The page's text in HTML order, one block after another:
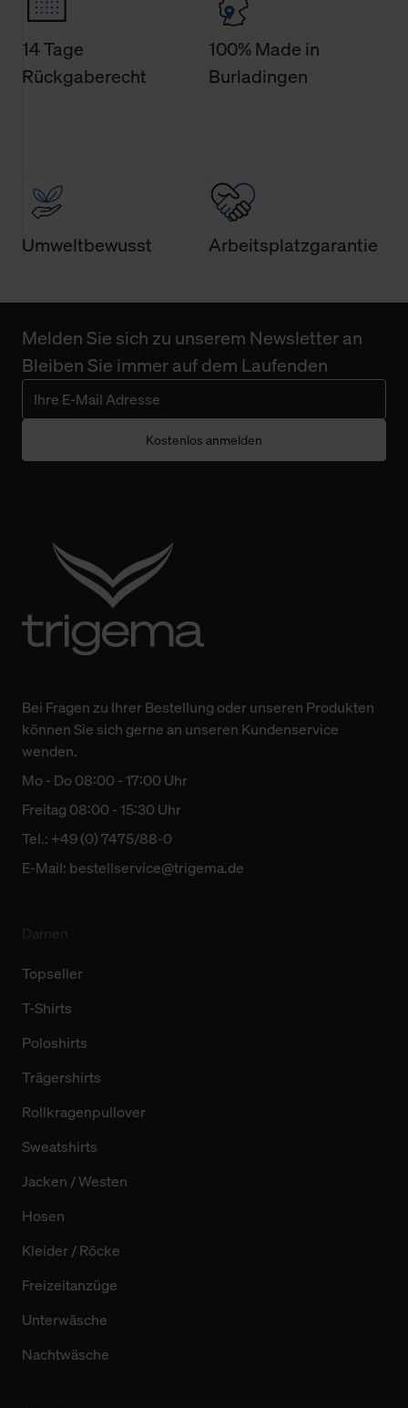
Technologien sowie die Nutzung Ihrer persönlichen Daten
finden Sie in unserer Datenschutzerklärung.
14 Tage
Rückgaberecht
100% Made in
Burladingen
Umweltbewusst Arbeitsplatzgarantie
Melden Sie sich zu unserem Newsletter an
Bleiben Sie immer auf dem Laufenden
Kostenlos anmelden
Bei Fragen zu Ihrer Bestellung oder unseren Produkten
können Sie sich gerne an unseren Kundenservice
wenden.
Mo - Do 08:00 - 17:00 Uhr
Freitag 08:00 - 15:30 Uhr
Tel.: +49 (0) 7475/88-0
E-Mail: bestellservice@trigema.de
Topseller
T-Shirts
Poloshirts
Trägershirts
Rollkragenpullover
Sweatshirts
Jacken / Westen
Hosen
Kleider / Röcke
Freizeitanzüge
Unterwäsche
Nachtwäsche